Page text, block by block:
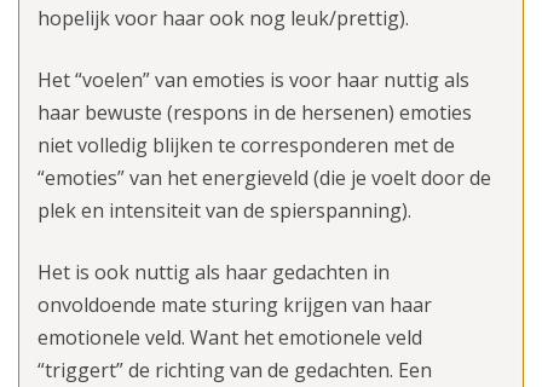
hopelijk voor haar ook nog leuk/prettig).
Het “voelen” van emoties is voor haar nuttig als
haar bewuste (respons in de hersenen) emoties
niet volledig blijken te corresponderen met de
“emoties” van het energieveld (die je voelt door de
plek en intensiteit van de spierspanning).
Het is ook nuttig als haar gedachten in
onvoldoende mate sturing krijgen van haar
emotionele veld. Want het emotionele veld
“triggert” de richting van de gedachten. Een